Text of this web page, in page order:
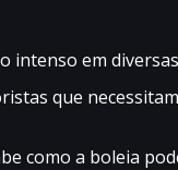
intenso em
que
como a boleia